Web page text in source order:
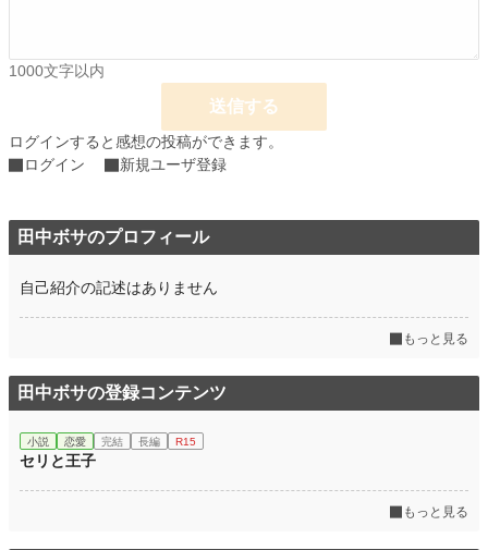
更新日時 2023.04.26 10:20
初回完結日時 2023.04.26 11:53
月間ポイント 0 pt (228,882 位)
年間ポイント 245 pt (121,047 位)
累計ポイント 7,374 pt (109,547 位)
1000文字以内
送信する
ログインすると感想の投稿ができます。
ログイン
新規ユーザ登録
田中ボサのプロフィール
自己紹介の記述はありません
もっと見る
田中ボサの登録コンテンツ
小説 恋愛 完結 長編 R15
セリと王子
もっと見る